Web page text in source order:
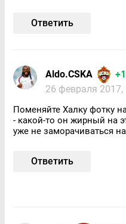
Ответить
Aldo.CSKA
26 февраля 2017,
Поменяйте Халку фотку
- какой-то он жирный на
уже не заморачиваться
Ответить